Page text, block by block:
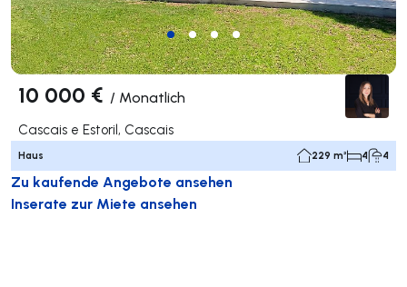
10 000 € / Monatlich
Cascais e Estoril, Cascais
Haus 229 m² 4 4
Zu kaufende Angebote ansehen
Inserate zur Miete ansehen